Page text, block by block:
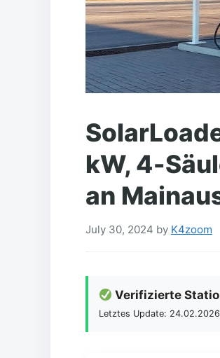
kW,
an
July 30, 2024 by K4zoom
Verifizierte
Letztes Update: 24.02.2026